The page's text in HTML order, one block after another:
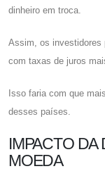
dinheiro em troca.
Assim, os investidores
com taxas de juros
Isso faria com que
desses países.
IMPACTO DA
MOEDA